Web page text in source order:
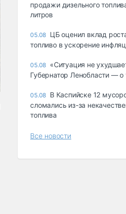
продажи дизельного
литров
05.08 ЦБ оценил вклад
топливо в ускорение
05.08 «Ситуация не
Губернатор Ленобласти — о
05.08 В Каспийске 12
сломались из-за
топлива
Все новости